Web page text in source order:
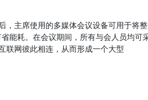
主席使用的多媒体会议设备可用于将
能耗。在会议期间，所有与会人员均
联网彼此相连，从而形成一个大型